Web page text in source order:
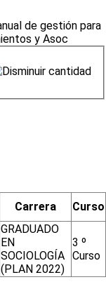
Carrera
Curso
GRADUADO
EN
SOCIOLOGÍA
(PLAN 2022)
3 º
Curso